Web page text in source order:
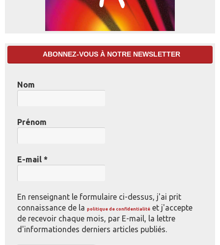
ABONNEZ-VOUS À NOTRE NEWSLETTER
Nom
Prénom
E-mail *
En renseignant le formulaire ci-dessus, j'ai prit
connaissance de la politique de confidentialité et j'accepte
de recevoir chaque mois, par E-mail, la lettre
d'informationdes derniers articles publiés.